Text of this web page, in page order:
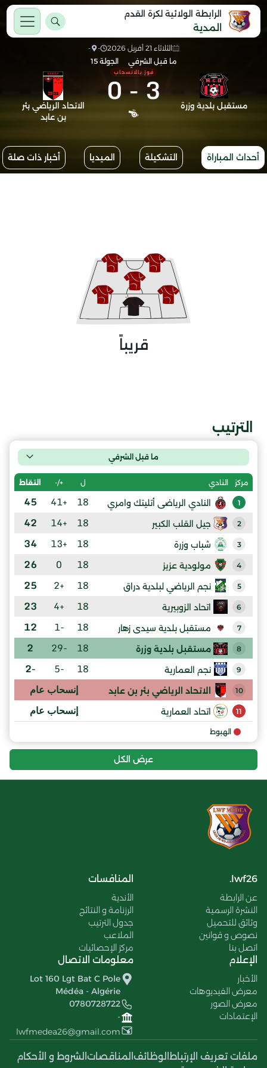
الرابطة الولائية لكرة القدم
المدية
الثلاثاء 21 أفريل 2026 -
-
ما قبل الشرفي
الجولة 15
مستقبل بلدية وزرة 3
-
0فوز بالانسحاب
الاتحاد الرياضي بئر
بن عابد
أحداث المباراة التشكيلة الميديا أخبار ذات صلة
قريباً
الترتيب
ما قبل الشرفي
مركز النادي ل +/- النقاط
1 النادي الرياضى أتليتك وامري 18
+41
45
2 جيل القلب الكبير 18
+14
42
3 شباب وزرة 18
+13
34
4 مولودية عزيز 18
0
26
5 نجم الرياضي لبلدية دراق 18
+2
25
6 اتحاد الزوبيرية 18
+4
23
7 مستقبل بلدية سيدى زهار 18
-1
12
8 مستقبل بلدية وزرة 18
-29
2
9 نجم العمارية 18
-5
-2
10 الاتحاد الرياضي بئر بن عابد إنسحاب عام
11 اتحاد العمارية إنسحاب عام
الهبوط
عرض الكل
lwf26.
عن الرابطة
النشرة الرسمية
وثائق للتحميل
نصوص و قوانين
اتصل بنا
المنافسات
الأندية
الرزنامة و النتائج
جدول الترتيب
الملاعب
مركز الإحصائيات
الإعلام
الأخبار
معرض الفيديوهات
معرض الصور
الإعتمادات
معلومات الاتصال
Lot 160 Lgt Bat C Pole
Médéa - Algérie
0780728722
-
lwfmedea26@gmail.com
ملفات تعريف الإرتباط الوظائف المناقصات الشروط و الأحكام